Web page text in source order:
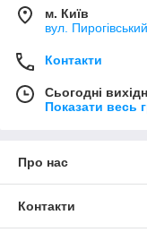
м. Київ
вул.
Контакти
Сьогодні
Показати весь
Про нас
Контакти